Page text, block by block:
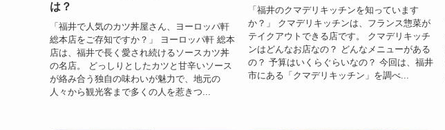
は？
「福井で人気のカツ丼屋さん、ヨーロッパ軒
総本店をご存知ですか？」 ヨーロッパ軒 総本
店は、福井で長く愛され続けるソースカツ丼
の名店。 どっしりとしたカツと甘辛いソース
が絡み合う独自の味わいが魅力で、地元の
人々から観光客まで多くの人を惹きつ...
「福井のクマデリキッチンを知っています
か？」 クマデリキッチンは、フランス惣菜が
テイクアウトできる店です。 クマデリキッチ
ンはどんなお店なの？ どんなメニューがある
の？ 予算はいくらぐらいなの？ 今回は、福井
市にある「クマデリキッチン」を調べ...